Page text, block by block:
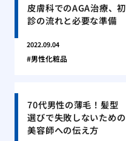
皮膚科でのAGA治療、初
診の流れと必要な準備
2022.09.04
男性化粧品
70代男性の薄毛！髪型
選びで失敗しないための
美容師への伝え方